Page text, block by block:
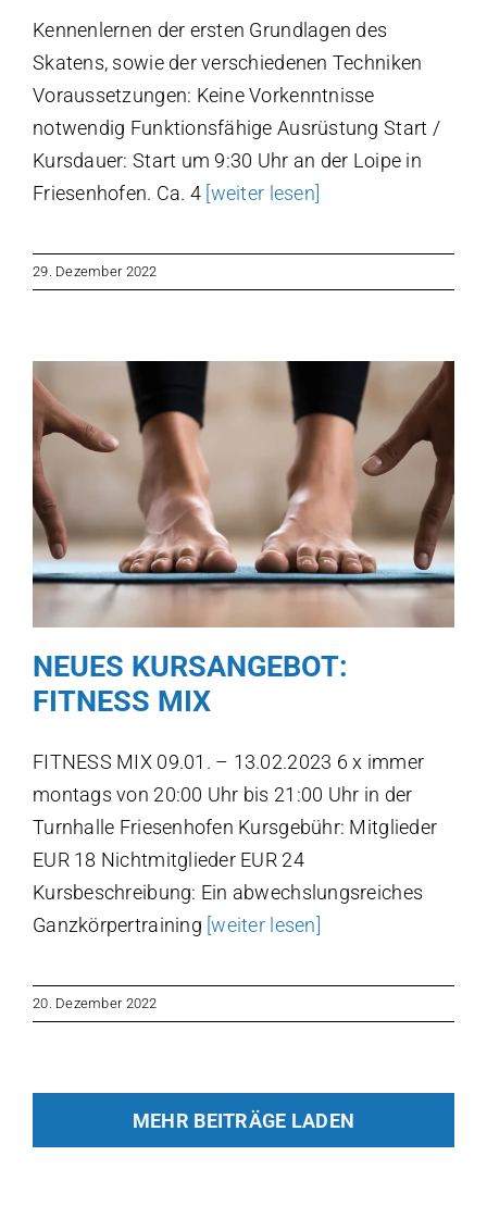
Kennenlernen der ersten Grundlagen des
Skatens, sowie der verschiedenen Techniken
Voraussetzungen: Keine Vorkenntnisse
notwendig Funktionsfähige Ausrüstung Start /
Kursdauer: Start um 9:30 Uhr an der Loipe in
Friesenhofen. Ca. 4 [weiter lesen]
29. Dezember 2022
NEUES KURSANGEBOT:
FITNESS MIX
FITNESS MIX 09.01. – 13.02.2023 6 x immer
montags von 20:00 Uhr bis 21:00 Uhr in der
Turnhalle Friesenhofen Kursgebühr: Mitglieder
EUR 18 Nichtmitglieder EUR 24
Kursbeschreibung: Ein abwechslungsreiches
Ganzkörpertraining [weiter lesen]
20. Dezember 2022
MEHR BEITRÄGE LADEN